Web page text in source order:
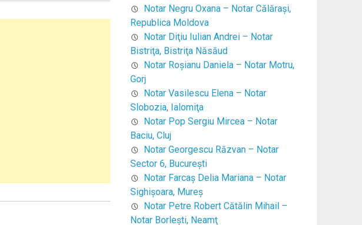
Notar Negru Oxana – Notar Călăraşi,
Republica Moldova
Notar Diţiu Iulian Andrei – Notar
Bistriţa, Bistriţa Năsăud
Notar Roşianu Daniela – Notar Motru,
Gorj
Notar Vasilescu Elena – Notar
Slobozia, Ialomiţa
Notar Pop Sergiu Mircea – Notar
Baciu, Cluj
Notar Georgescu Răzvan – Notar
Sector 6, Bucureşti
Notar Farcaş Delia Mariana – Notar
Sighişoara, Mureş
Notar Petre Robert Cătălin Mihail –
Notar Borleşti, Neamţ